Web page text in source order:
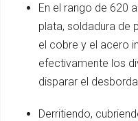
En el rango de 620
plata, soldadura de
el cobre y el acero
efectivamente los
disparar el
Derritiendo,